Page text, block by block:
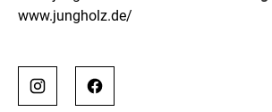
www.jungholz.de/